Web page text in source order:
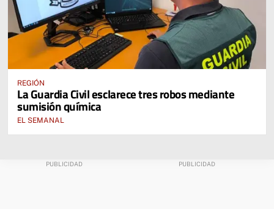
REGIÓN
La Guardia Civil esclarece tres robos mediante
sumisión química
EL SEMANAL